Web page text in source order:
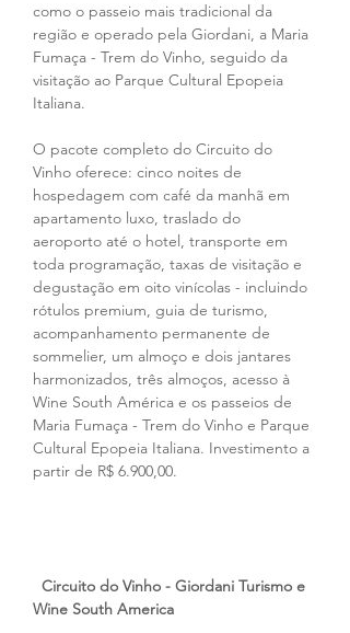
como o passeio mais tradicional da
região e operado pela Giordani, a Maria
Fumaça - Trem do Vinho, seguido da
visitação ao Parque Cultural Epopeia
Italiana.
O pacote completo do Circuito do
Vinho oferece: cinco noites de
hospedagem com café da manhã em
apartamento luxo, traslado do
aeroporto até o hotel, transporte em
toda programação, taxas de visitação e
degustação em oito vinícolas - incluindo
rótulos premium, guia de turismo,
acompanhamento permanente de
sommelier, um almoço e dois jantares
harmonizados, três almoços, acesso à
Wine South América e os passeios de
Maria Fumaça - Trem do Vinho e Parque
Cultural Epopeia Italiana. Investimento a
partir de R$ 6.900,00.
Circuito do Vinho - Giordani Turismo e
Wine South America